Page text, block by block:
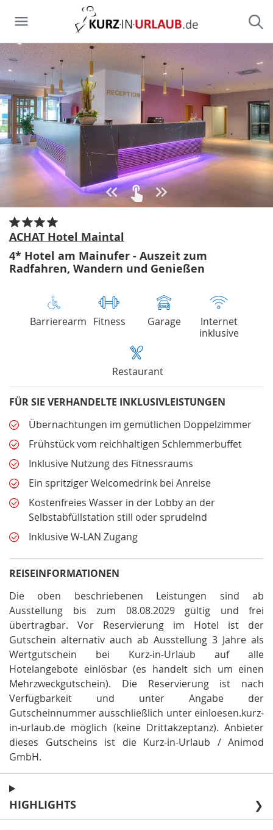
ACHAT Hotel Maintal
4* Hotel am Mainufer - Auszeit zum
Radfahren, Wandern und Genießen
Barrierearm Fitness Garage
Internet
inklusive
Restaurant
FÜR SIE VERHANDELTE INKLUSIVLEISTUNGEN
Übernachtungen im gemütlichen Doppelzimmer
Frühstück vom reichhaltigen Schlemmerbuffet
Inklusive Nutzung des Fitnessraums
Ein spritziger Welcomedrink bei Anreise
Kostenfreies Wasser in der Lobby an der
Selbstabfüllstation still oder sprudelnd
Inklusive W-LAN Zugang
REISEINFORMATIONEN
Die oben beschriebenen Leistungen sind ab
Ausstellung bis zum 08.08.2029 gültig und frei
übertragbar. Vor Reservierung im Hotel ist der
Gutschein alternativ auch ab Ausstellung 3 Jahre als
Wertgutschein bei Kurz-in-Urlaub auf alle
Hotelangebote einlösbar (es handelt sich um einen
Mehrzweckgutschein). Die Reservierung ist nach
Verfügbarkeit und unter Angabe der
Gutscheinnummer ausschließlich unter einloesen.kurz-
in-urlaub.de möglich (keine Drittakzeptanz). Anbieter
dieses Gutscheins ist die Kurz-in-Urlaub / Animod
GmbH.
HIGHLIGHTS ❯